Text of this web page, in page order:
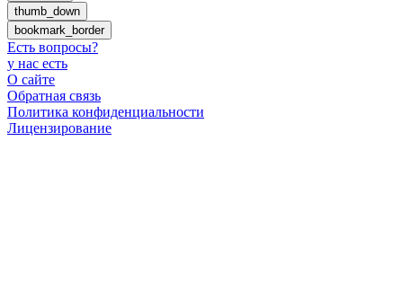
thumb_down
bookmark_border
Есть вопросы?
у нас есть
О сайте
Обратная связь
Политика конфиденциальности
Лицензирование